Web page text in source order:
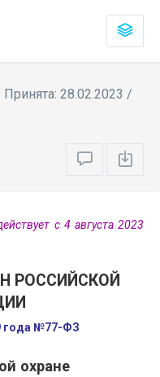
28.02.2023 /
с 4 августа 2023
РОССИЙСКОЙ
года №77-ФЗ
охране